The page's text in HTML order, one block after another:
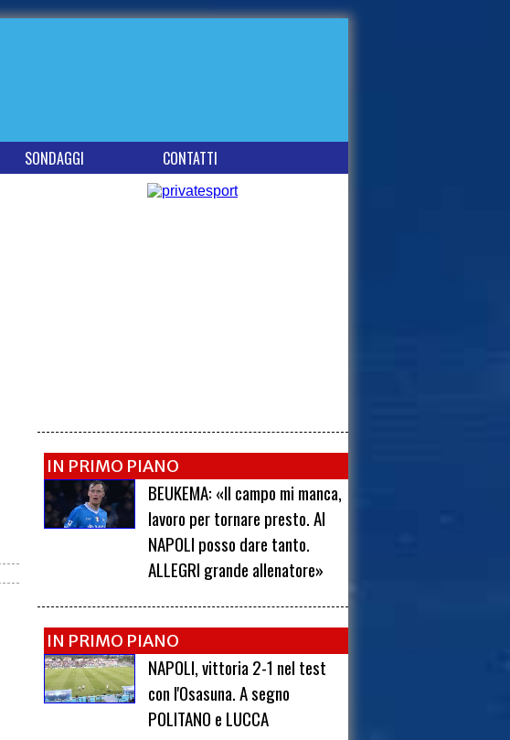
SONDAGGI CONTATTI
IN PRIMO PIANO
BEUKEMA: «Il campo mi manca,
lavoro per tornare presto. Al
NAPOLI posso dare tanto.
ALLEGRI grande allenatore»
IN PRIMO PIANO
NAPOLI, vittoria 2-1 nel test
con l'Osasuna. A segno
POLITANO e LUCCA